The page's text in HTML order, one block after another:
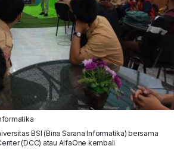
BSI (Bina Sarana Informatika) bersama
(DCC) atau AlfaOne kembali